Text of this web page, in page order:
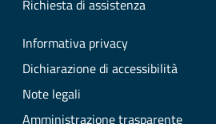
Richiesta di assistenza
Informativa privacy
Dichiarazione di accessibilità
Note legali
Amministrazione trasparente